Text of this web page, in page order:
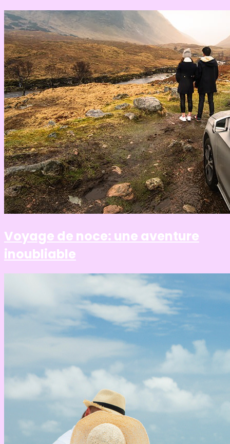
Voyage de noce: une aventure
inoubliable